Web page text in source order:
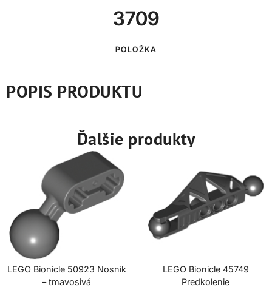
3709
POLOŽKA
POPIS PRODUKTU
Ďalšie produkty
LEGO Bionicle 50923 Nosník
– tmavosivá
LEGO Bionicle 45749
Predkolenie